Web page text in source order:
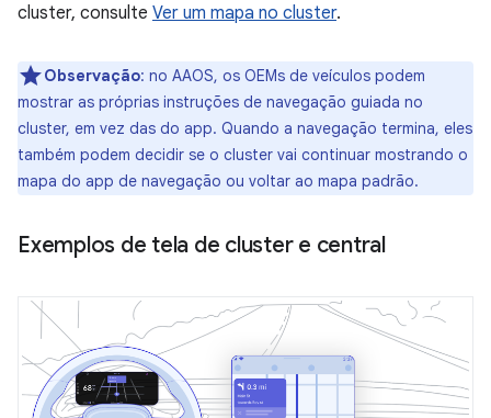
cluster, consulte Ver um mapa no cluster.
Observação: no AAOS, os OEMs de veículos podem
mostrar as próprias instruções de navegação guiada no
cluster, em vez das do app. Quando a navegação termina, eles
também podem decidir se o cluster vai continuar mostrando o
mapa do app de navegação ou voltar ao mapa padrão.
Exemplos de tela de cluster e central